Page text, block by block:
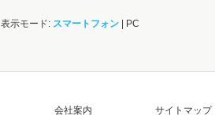
表示モード: スマートフォン | PC
会社案内 サイトマップ